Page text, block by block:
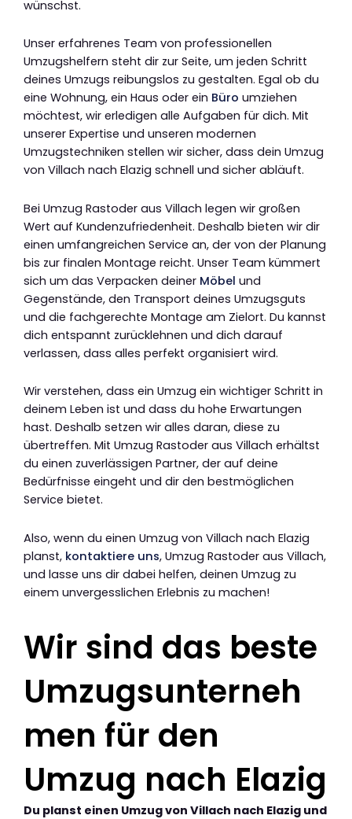
wünschst.
Unser erfahrenes Team von professionellen
Umzugshelfern steht dir zur Seite, um jeden Schritt
deines Umzugs reibungslos zu gestalten. Egal ob du
eine Wohnung, ein Haus oder ein Büro umziehen
möchtest, wir erledigen alle Aufgaben für dich. Mit
unserer Expertise und unseren modernen
Umzugstechniken stellen wir sicher, dass dein Umzug
von Villach nach Elazig schnell und sicher abläuft.
Bei Umzug Rastoder aus Villach legen wir großen
Wert auf Kundenzufriedenheit. Deshalb bieten wir dir
einen umfangreichen Service an, der von der Planung
bis zur finalen Montage reicht. Unser Team kümmert
sich um das Verpacken deiner Möbel und
Gegenstände, den Transport deines Umzugsguts
und die fachgerechte Montage am Zielort. Du kannst
dich entspannt zurücklehnen und dich darauf
verlassen, dass alles perfekt organisiert wird.
Wir verstehen, dass ein Umzug ein wichtiger Schritt in
deinem Leben ist und dass du hohe Erwartungen
hast. Deshalb setzen wir alles daran, diese zu
übertreffen. Mit Umzug Rastoder aus Villach erhältst
du einen zuverlässigen Partner, der auf deine
Bedürfnisse eingeht und dir den bestmöglichen
Service bietet.
Also, wenn du einen Umzug von Villach nach Elazig
planst, kontaktiere uns, Umzug Rastoder aus Villach,
und lasse uns dir dabei helfen, deinen Umzug zu
einem unvergesslichen Erlebnis zu machen!
Wir sind das beste
Umzugsunterneh
men für den
Umzug nach Elazig
Du planst einen Umzug von Villach nach Elazig und